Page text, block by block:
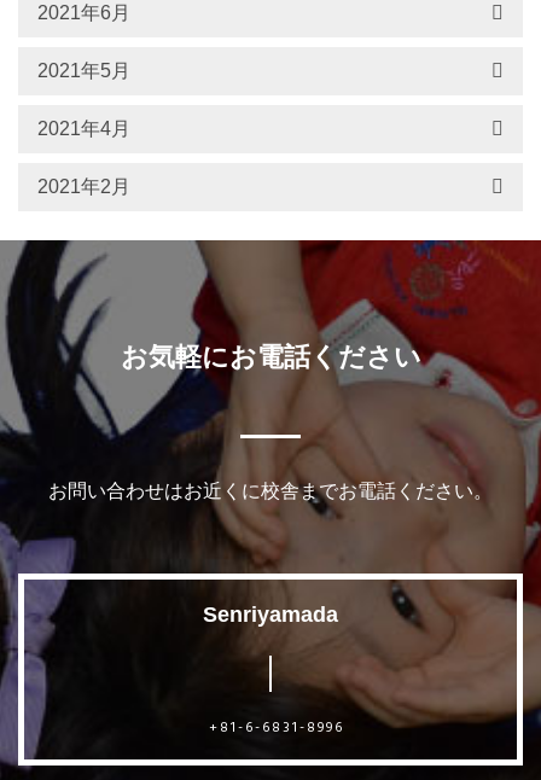
2021年6月
2021年5月
2021年4月
2021年2月
お気軽にお電話ください
お問い合わせはお近くに校舎までお電話ください。
Senriyamada
+81-6-6831-8996